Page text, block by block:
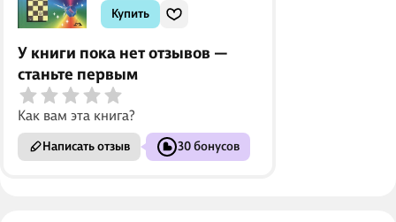
Купить
У книги пока нет отзывов —
станьте первым
Как вам эта книга?
Написать отзыв 30 бонусов